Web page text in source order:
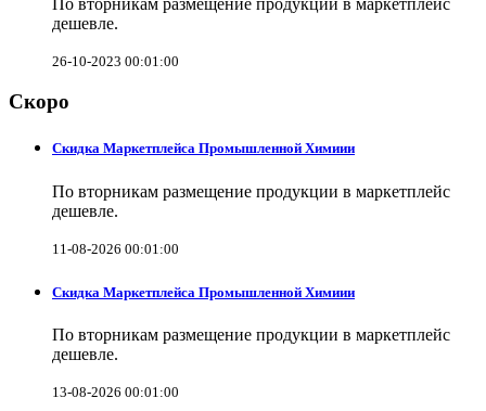
дешевле.
26-10-2023 00:01:00
Скоро
Скидка Маркетплейса Промышленной Химиии
По вторникам размещение продукции в маркетплейс
дешевле.
11-08-2026 00:01:00
Скидка Маркетплейса Промышленной Химиии
По вторникам размещение продукции в маркетплейс
дешевле.
13-08-2026 00:01:00